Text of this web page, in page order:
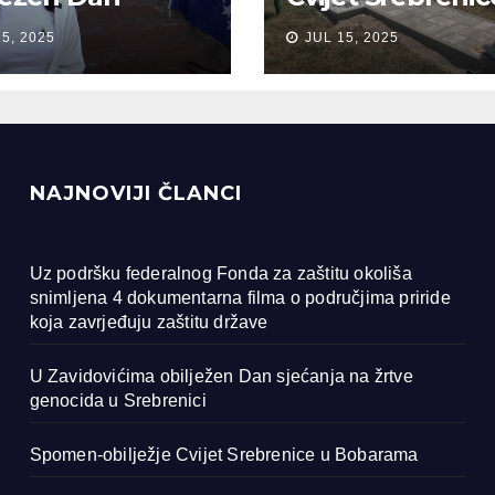
na žrtve
u
2025
Bobarama
JUL 15, 2025
NAJNOVIJI ČLANCI
Uz podršku federalnog Fonda za zaštitu okoliša
snimljena 4 dokumentarna filma o područjima priride
koja zavrjeđuju zaštitu države
U Zavidovićima obilježen Dan sjećanja na žrtve
genocida u Srebrenici
Spomen-obilježje Cvijet Srebrenice u Bobarama